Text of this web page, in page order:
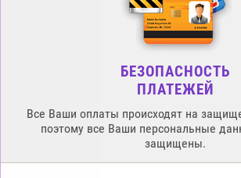
БЕЗОПАСНОСТЬ
ПЛАТЕЖЕЙ
Все Ваши оплаты происходят на
поэтому все Ваши персональные
защищены.